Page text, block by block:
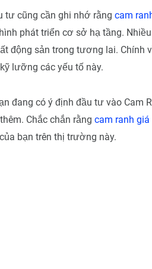
tư cũng cần ghi nhớ rằng cam
phát triển cơ sở hạ tầng.
động sản trong tương lai. Chính
lưỡng các yếu tố này.
đang có ý định đầu tư vào Cam
Chắc chắn rằng cam ranh giá
bạn trên thị trường này.